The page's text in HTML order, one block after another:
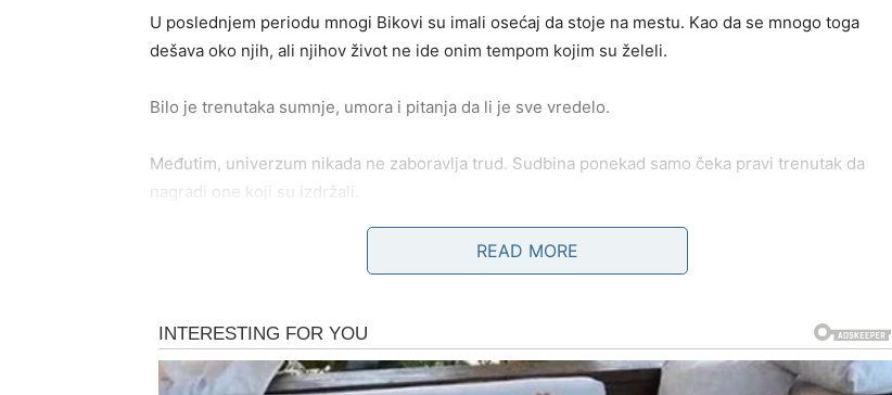
U poslednjem periodu mnogi Bikovi su imali osećaj da stoje na mestu. Kao da se mnogo toga
dešava oko njih, ali njihov život ne ide onim tempom kojim su želeli.
Bilo je trenutaka sumnje, umora i pitanja da li je sve vredelo.
Međutim, univerzum nikada ne zaboravlja trud. Sudbina ponekad samo čeka pravi trenutak da
nagradi one koji su izdržali.
koji su donosili stres ili razočaranje mogu se udaljiti iz života, dok na njihovo mesto dolaze oni koji
donose podršku i stabilnost.
READ MORE